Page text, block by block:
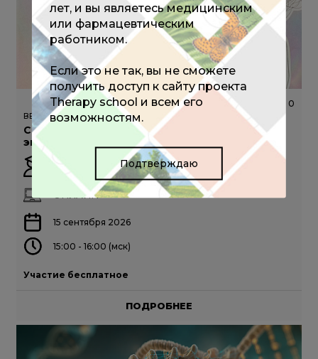
0
ВЕБИНАР
Соматизация в практике врача: скрытая
эпидемия современной медицины
Схинас А.А.
ОНЛАЙН
15 сентября 2026
15:00 - 16:00 (мск)
Участие бесплатное
ПОДРОБНЕЕ
лет, и вы являетесь медицинским
или фармацевтическим
работником.
Если это не так, вы не сможете
получить доступ к сайту проекта
Therapy school и всем его
возможностям.
Подтверждаю